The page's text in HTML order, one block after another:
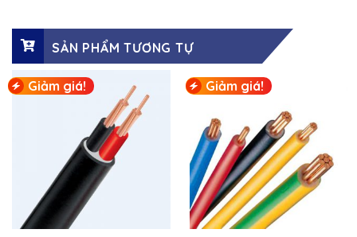
SẢN PHẨM TƯƠNG TỰ
Giảm giá! Giảm giá!